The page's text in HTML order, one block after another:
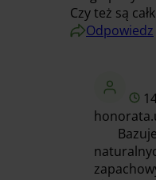
Czy też są
Odpowiedz